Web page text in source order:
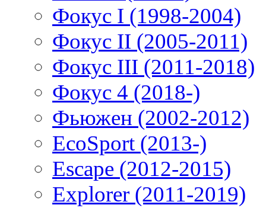
Фокус I (1998-2004)
Фокус II (2005-2011)
Фокус III (2011-2018)
Фокус 4 (2018-)
Фьюжен (2002-2012)
EcoSport (2013-)
Escape (2012-2015)
Explorer (2011-2019)